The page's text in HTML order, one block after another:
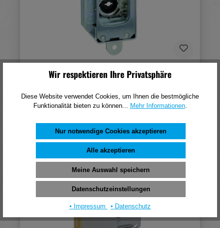
Junie ASS Riegelschloss 1781 25 mm o. Einsatz
16,22 €*
(pro 1 Stück)
Wir respektieren Ihre Privatsphäre
Diese Website verwendet Cookies, um Ihnen die bestmögliche
Funktionalität bieten zu können... Mehr Informationen.
Nur notwendige Cookies akzeptieren
Alle akzeptieren
Meine Auswahl speichern
Datenschutzeinstellungen
⦁ Impressum ⦁ Datenschutz